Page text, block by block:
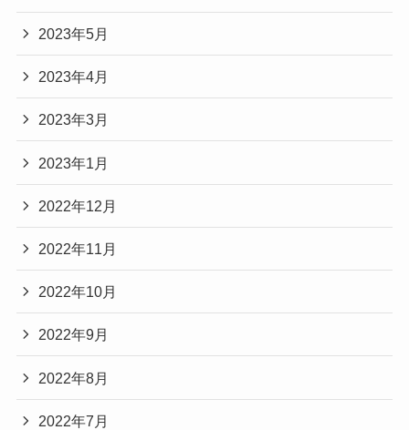
2023年5月
2023年4月
2023年3月
2023年1月
2022年12月
2022年11月
2022年10月
2022年9月
2022年8月
2022年7月